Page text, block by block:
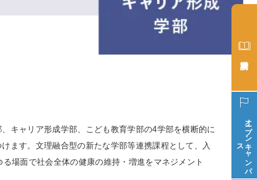
キャリア形成学部、こども教育学部の4学部を横断的に
ます。文理融合型の新たな学部等連携課程として、入
場面で社会全体の健康の維持・増進をマネジメント
オープン
キ
ャ
ン
パ
ス